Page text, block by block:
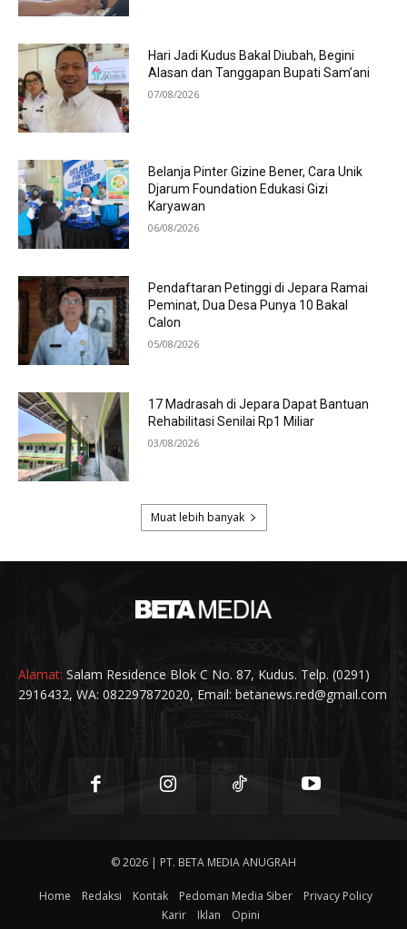
Alamat: Salam Residence Blok C No. 87, Kudus. Telp. (0291)
2916432, WA: 082297872020, Email: betanews.red@gmail.com
© 2026 | PT. BETA MEDIA ANUGRAH
Home Redaksi Kontak Pedoman Media Siber
Privacy Policy
Karir
Iklan Opini